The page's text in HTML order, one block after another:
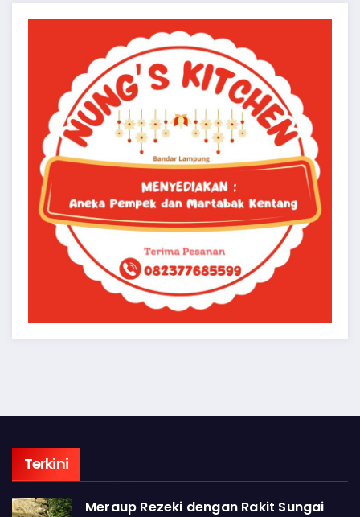
Terkini
Meraup Rezeki dengan Rakit Sungai